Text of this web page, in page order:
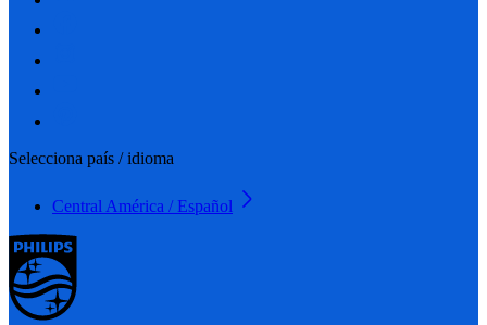
Selecciona país / idioma
Central América / Español